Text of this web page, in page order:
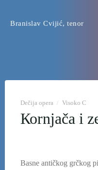
Branislav Cvijić, tenor
Dečija opera / Visoko C
Коrnjača i
Basne antičkog grčkog